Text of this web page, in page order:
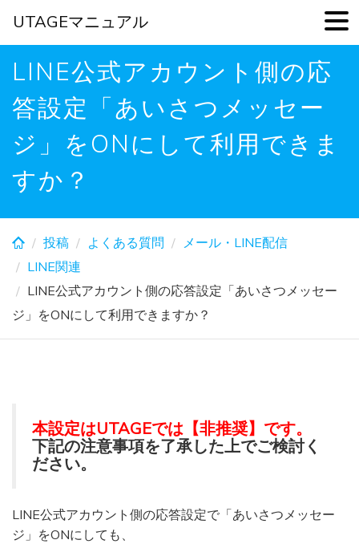
Skip
main
content
LINE公式アカウント側の応
答設定「あいさつメッセー
ジ」をONにして利用できま
すか？
投稿 よくある質問
メール・LINE配信
LINE関連
LINE公式アカウント側の応答設定「あいさつメッセー
ジ」をONにして利用できますか？
本設定はUTAGEでは【非推奨】です。
下記の注意事項を了承した上でご検討く
ださい。
LINE公式アカウント側の応答設定で「あいさつメッセー
ジ」をONにしても、
UTAGEマニュアル